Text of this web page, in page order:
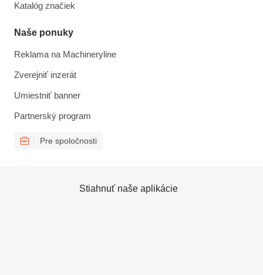
Katalóg značiek
Naše ponuky
Reklama na Machineryline
Zverejniť inzerát
Umiestniť banner
Partnerský program
Pre spoločnosti
Stiahnuť naše aplikácie